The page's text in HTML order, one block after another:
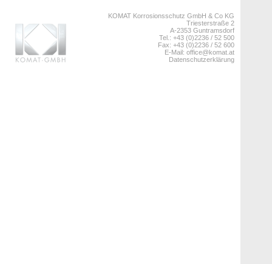
KOMAT Korrosionsschutz GmbH & Co KG
Triesterstraße 2
A-2353 Guntramsdorf
Tel.: +43 (0)2236 / 52 500
Fax: +43 (0)2236 / 52 600
E-Mail: office@komat.at
Datenschutzerklärung